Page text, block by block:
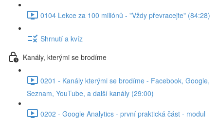
0104 Lekce za 100 miliónů - "Vždy převracejte" (84:28)
Shrnutí a kvíz
Kanály, kterými se brodíme
0201 - Kanály kterými se brodíme - Facebook, Google,
Seznam, YouTube, a další kanály (29:00)
0202 - Google Analytics - první praktická část - modul